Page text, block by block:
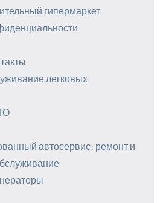
гипермаркет
легковых
автосервис: ремонт и